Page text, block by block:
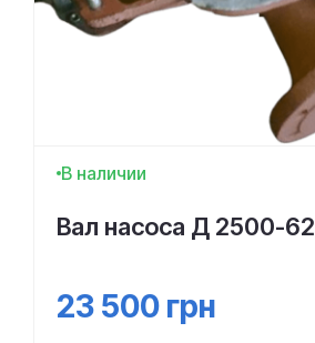
В наличии
Вал насоса Д 2500-62
23 500 грн